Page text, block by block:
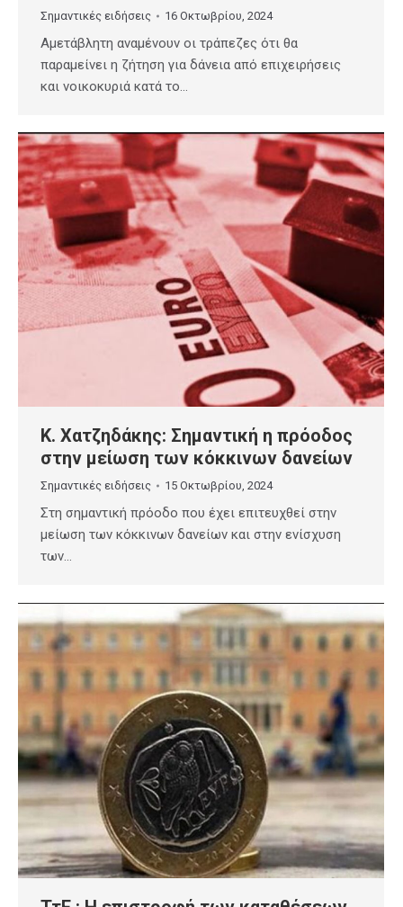
Σημαντικές ειδήσεις 16 Οκτωβρίου, 2024
Αμετάβλητη αναμένουν οι τράπεζες ότι θα
παραμείνει η ζήτηση για δάνεια από επιχειρήσεις
και νοικοκυριά κατά το…
Κ. Χατζηδάκης: Σημαντική η πρόοδος
στην μείωση των κόκκινων δανείων
Σημαντικές ειδήσεις 15 Οκτωβρίου, 2024
Στη σημαντική πρόοδο που έχει επιτευχθεί στην
μείωση των κόκκινων δανείων και στην ενίσχυση
των…